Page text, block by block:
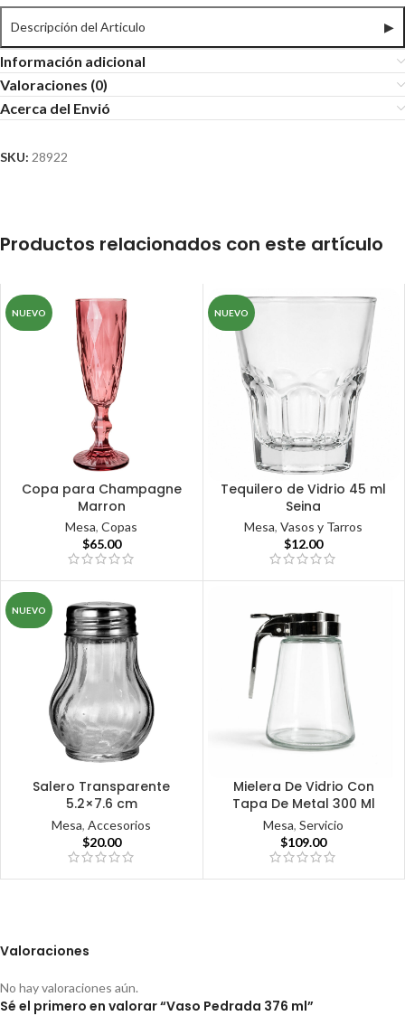
Descripción del Articulo ▶
Información adicional
Valoraciones (0)
Acerca del Envió
SKU: 28922
Productos relacionados con este artículo
NUEVO
Copa para Champagne
Marron
Mesa,Copas
$65.00
NUEVO
Tequilero de Vidrio 45 ml
Seina
Mesa,Vasos y Tarros
$12.00
NUEVO
Salero Transparente
5.2×7.6 cm
Mesa,Accesorios
$20.00
Mielera De Vidrio Con
Tapa De Metal 300 Ml
Mesa,Servicio
$109.00
Valoraciones
No hay valoraciones aún.
Sé el primero en valorar “Vaso Pedrada 376 ml”